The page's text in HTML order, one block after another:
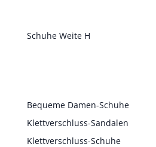
Schuhe Weite H
Bequeme Damen-Schuhe
Klettverschluss-Sandalen
Klettverschluss-Schuhe